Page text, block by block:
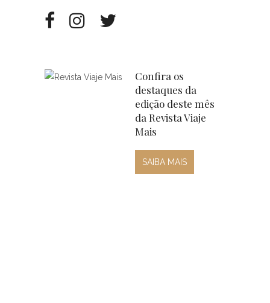
Confira os
destaques da
edição deste mês
da Revista Viaje
Mais
SAIBA MAIS